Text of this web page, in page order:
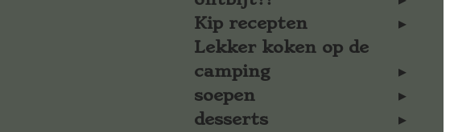
Kip recepten
Lekker koken op de
camping
soepen
desserts